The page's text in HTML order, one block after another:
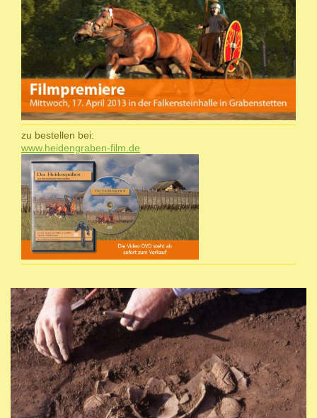
zu bestellen bei:
www.heidengraben-film.de